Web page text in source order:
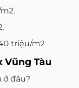
triệu/m2
Vũng Tàu
ở đâu?